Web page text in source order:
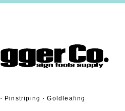
・Goldleafing